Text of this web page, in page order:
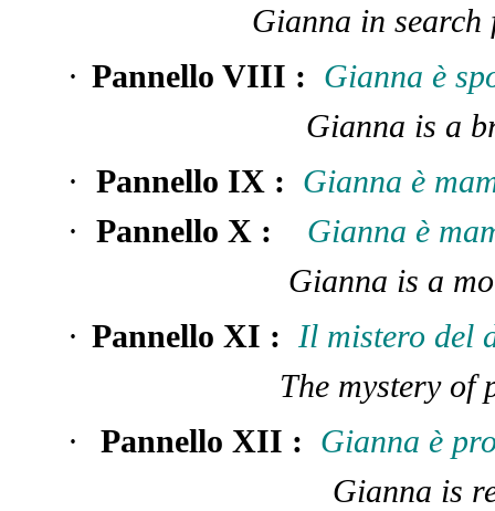
Gianna in
· Pannello VIII : Gianna è
Gianna is a
· Pannello IX : Gianna è
· Pannello X :
Gianna è
Gianna is a
· Pannello XI : Il mistero del
The mystery of
·
Pannello XII : Gianna è
Gianna is